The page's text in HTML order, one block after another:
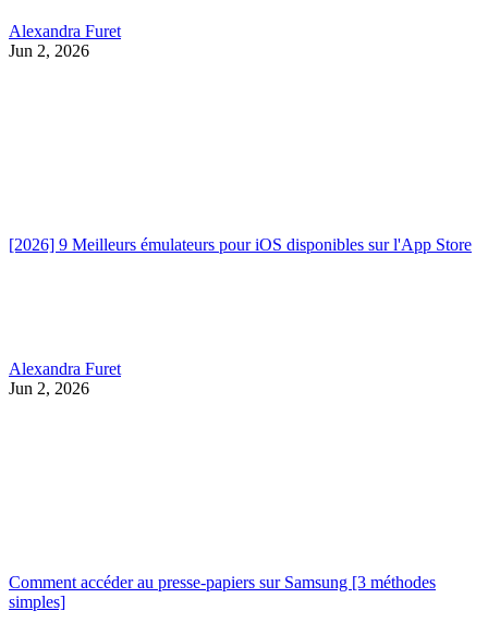
Alexandra Furet
Jun 2, 2026
[2026] 9 Meilleurs émulateurs pour iOS disponibles sur l'App Store
Alexandra Furet
Jun 2, 2026
Comment accéder au presse-papiers sur Samsung [3 méthodes
simples]